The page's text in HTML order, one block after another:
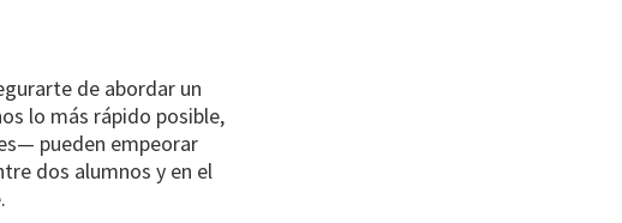
de abordar un
lo más rápido posible,
pueden empeorar
dos alumnos y en el